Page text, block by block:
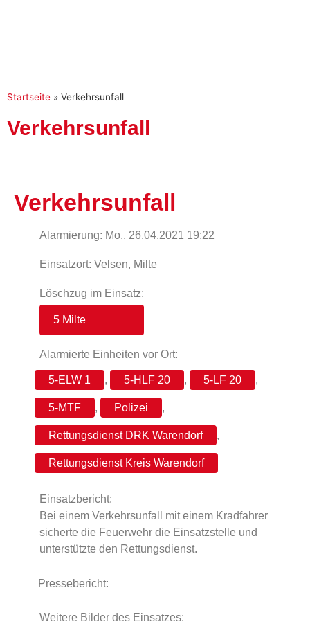
Startseite » Verkehrsunfall
Verkehrsunfall
Verkehrsunfall
Alarmierung: Mo., 26.04.2021 19:22
Einsatzort: Velsen, Milte
Löschzug im Einsatz:
5 Milte
Alarmierte Einheiten vor Ort:
5-ELW 1 , 5-HLF 20 , 5-LF 20 ,
5-MTF , Polizei ,
Rettungsdienst DRK Warendorf ,
Rettungsdienst Kreis Warendorf
Einsatzbericht:
Bei einem Verkehrsunfall mit einem Kradfahrer
sicherte die Feuerwehr die Einsatzstelle und
unterstützte den Rettungsdienst.
Pressebericht:
Weitere Bilder des Einsatzes: